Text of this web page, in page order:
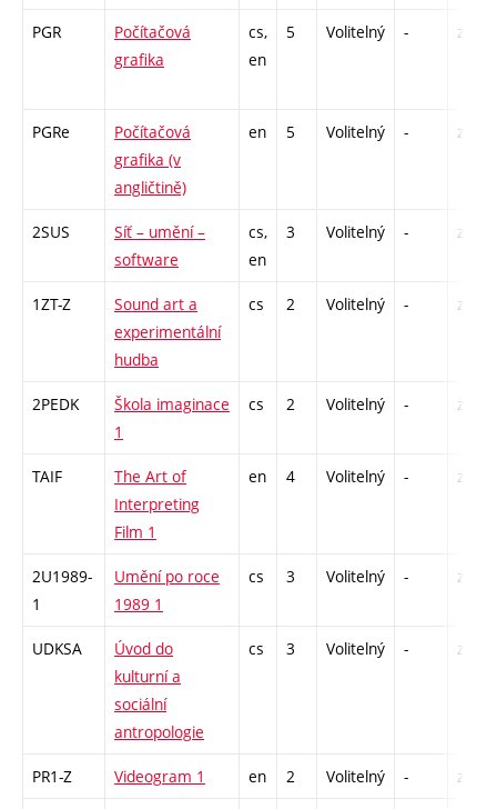
PGR
Počítačová
grafika
cs,
en
5 Volitelný - zk
PGRe
Počítačová
grafika (v
angličtině)
en 5 Volitelný - zk
2SUS
Síť – umění –
software
cs,
en
3 Volitelný - zk
1ZT-Z
Sound art a
experimentální
hudba
cs 2 Volitelný - zá
2PEDK
Škola imaginace
1
cs 2 Volitelný - zá
TAIF
The Art of
Interpreting
Film 1
en 4 Volitelný - zk
2U1989-
1
Umění po roce
1989 1
cs 3 Volitelný - zk
UDKSA
Úvod do
kulturní a
sociální
antropologie
cs 3 Volitelný - zk
PR1-Z Videogram 1 en 2 Volitelný - zá